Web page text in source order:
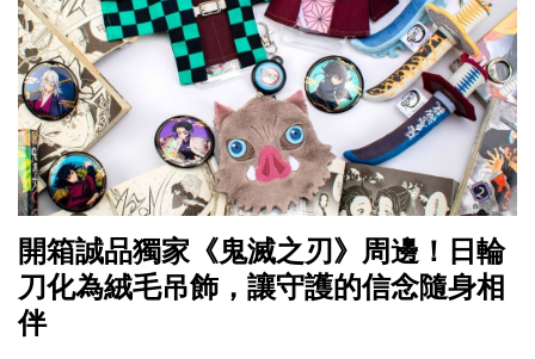
開箱誠品獨家《鬼滅之刃》周邊！日輪
刀化為絨毛吊飾，讓守護的信念隨身相
伴